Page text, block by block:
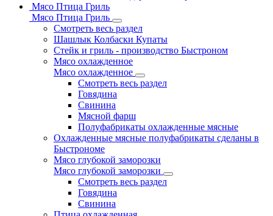
Мясо Птица Гриль
Мясо Птица Гриль
Смотреть весь раздел
Шашлык Колбаски Купаты
Стейк и гриль - производство Быстроном
Мясо охлажденное
Мясо охлажденное
Смотреть весь раздел
Говядина
Свинина
Мясной фарш
Полуфабрикаты охлажденные мясные
Охлажденные мясные полуфабрикаты сделаны в
Быстрономе
Мясо глубокой заморозки
Мясо глубокой заморозки
Смотреть весь раздел
Говядина
Свинина